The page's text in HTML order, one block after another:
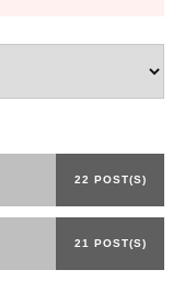
22 POST(S)
21 POST(S)